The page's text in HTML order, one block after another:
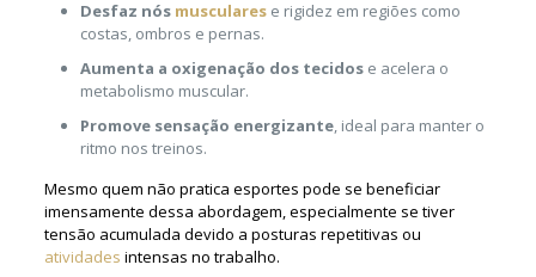
Desfaz nós musculares e rigidez em regiões como
costas, ombros e pernas.
Aumenta a oxigenação dos tecidose acelera o
metabolismo muscular.
Promove sensação energizante, ideal para manter o
ritmo nos treinos.
Mesmo quem não pratica esportes pode se beneficiar
imensamente dessa abordagem, especialmente se tiver
tensão acumulada devido a posturas repetitivas ou
atividades intensas no trabalho.